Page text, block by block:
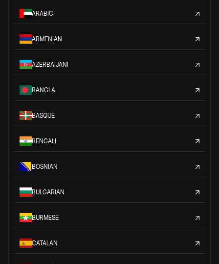
ARABIC
ARMENIAN
AZERBAIJANI
BANGLA
BASQUE
BENGALI
BOSNIAN
BULGARIAN
BURMESE
CATALAN